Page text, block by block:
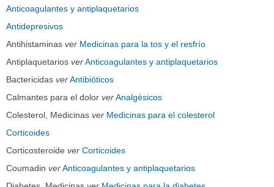
Anticoagulantes y antiplaquetarios
Antidepresivos
Antihistaminas ver Medicinas para la tos y el resfrío
Antiplaquetarios verAnticoagulantes y antiplaquetarios
Bactericidas verAntibióticos
Calmantes para el dolor verAnalgésicos
Colesterol, Medicinas ver Medicinas para el colesterol
Corticoides
Corticosteroide ver Corticoides
Coumadin verAnticoagulantes y antiplaquetarios